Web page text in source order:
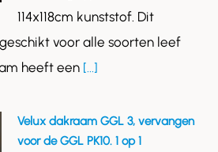
114x118cm kunststof. Dit
voor alle soorten leef
heeft een [...]
Velux dakraam GGL 3, vervangen
voor de GGL PK10. 1 op 1